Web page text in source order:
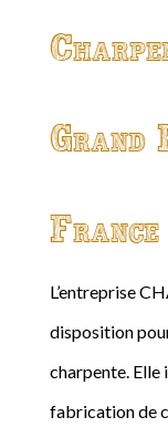
Grand
France
L’entreprise
disposition
charpente. Elle
fabrication de